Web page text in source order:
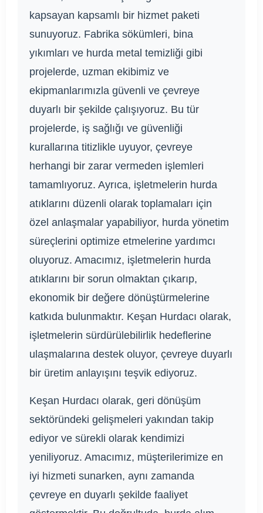
kapsayan kapsamlı bir hizmet paketi
sunuyoruz. Fabrika sökümleri, bina
yıkımları ve hurda metal temizliği gibi
projelerde, uzman ekibimiz ve
ekipmanlarımızla güvenli ve çevreye
duyarlı bir şekilde çalışıyoruz. Bu tür
projelerde, iş sağlığı ve güvenliği
kurallarına titizlikle uyuyor, çevreye
herhangi bir zarar vermeden işlemleri
tamamlıyoruz. Ayrıca, işletmelerin hurda
atıklarını düzenli olarak toplamaları için
özel anlaşmalar yapabiliyor, hurda yönetim
süreçlerini optimize etmelerine yardımcı
oluyoruz. Amacımız, işletmelerin hurda
atıklarını bir sorun olmaktan çıkarıp,
ekonomik bir değere dönüştürmelerine
katkıda bulunmaktır. Keşan Hurdacı olarak,
işletmelerin sürdürülebilirlik hedeflerine
ulaşmalarına destek oluyor, çevreye duyarlı
bir üretim anlayışını teşvik ediyoruz.
Keşan Hurdacı olarak, geri dönüşüm
sektöründeki gelişmeleri yakından takip
ediyor ve sürekli olarak kendimizi
yeniliyoruz. Amacımız, müşterilerimize en
iyi hizmeti sunarken, aynı zamanda
çevreye en duyarlı şekilde faaliyet